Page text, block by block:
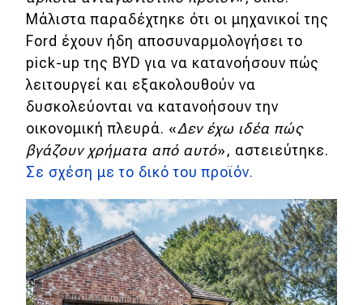
Μάλιστα παραδέχτηκε ότι οι μηχανικοί της
Ford έχουν ήδη αποσυναρμολογήσει το
pick-up της BYD για να κατανοήσουν πώς
λειτουργεί και εξακολουθούν να
δυσκολεύονται να κατανοήσουν την
οικονομική πλευρά. «Δεν έχω ιδέα πώς
βγάζουν χρήματα από αυτό», αστειεύτηκε.
Σε σχέση με το δικό του προϊόν.